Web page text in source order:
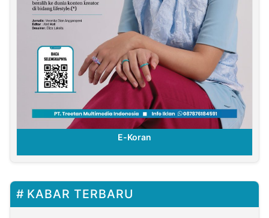
E-Koran
KABAR TERBARU